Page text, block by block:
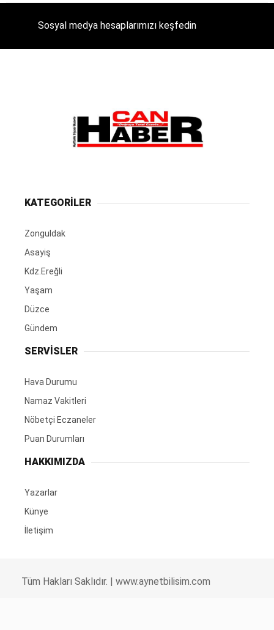
Sosyal medya hesaplarımızı keşfedin
KATEGORİLER
Zonguldak
Asayiş
Kdz.Ereğli
Yaşam
Düzce
Gündem
SERVİSLER
Hava Durumu
Namaz Vakitleri
Nöbetçi Eczaneler
Puan Durumları
HAKKIMIZDA
Yazarlar
Künye
İletişim
Tüm Hakları Saklıdır. | www.aynetbilisim.com